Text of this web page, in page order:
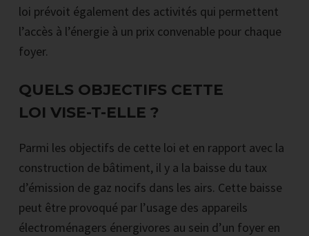
loi prévoit également des activités qui permettent
l’accès à l’énergie à un prix convenable pour chaque
foyer.
QUELS OBJECTIFS CETTE
LOI VISE-T-ELLE ?
Parmi les objectifs de cette loi et en rapport avec la
construction de bâtiment, il y a la baisse du taux
d’émission de gaz nocifs dans les airs. Cette baisse
peut être provoqué par l’usage des appareils
électroménagers énergivores au sein d’un foyer en